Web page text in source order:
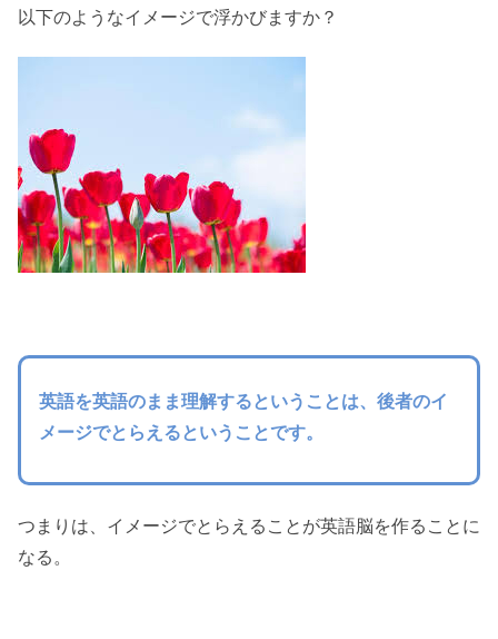
以下のようなイメージで浮かびますか？
英語を英語のまま理解するということは、後者のイ
メージでとらえるということです。
つまりは、 イメージでとらえることが英語脳を作ることに
なる。